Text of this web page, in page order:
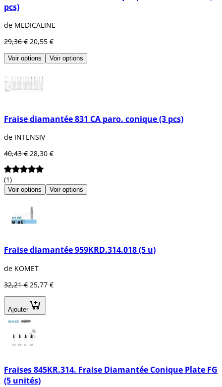
pcs)
de MEDICALINE
29,36 € 20,55 €
Voir options Voir options
Fraise diamantée 831 CA paro. conique (3 pcs)
de INTENSIV
40,43 € 28,30 €
(1)
Voir options Voir options
Fraise diamantée 959KRD.314.018 (5 u)
de KOMET
32,21 € 25,77 €
Ajouter
Fraises 845KR.314. Fraise Diamantée Conique Plate FG
(5 unités)